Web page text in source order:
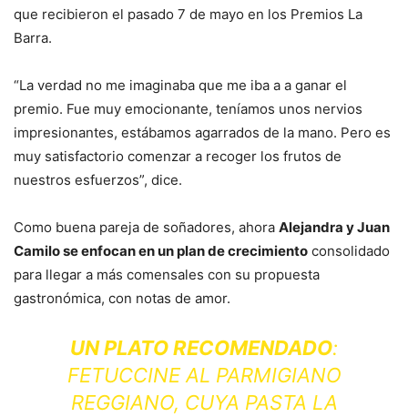
que recibieron el pasado 7 de mayo en los Premios La
Barra.
“La verdad no me imaginaba que me iba a a ganar el
premio. Fue muy emocionante, teníamos unos nervios
impresionantes, estábamos agarrados de la mano. Pero es
muy satisfactorio comenzar a recoger los frutos de
nuestros esfuerzos”, dice.
Como buena pareja de soñadores, ahora Alejandra y Juan
Camilo se enfocan en un plan de crecimiento consolidado
para llegar a más comensales con su propuesta
gastronómica, con notas de amor.
UN PLATO RECOMENDADO:
FETUCCINE AL PARMIGIANO
REGGIANO, CUYA PASTA LA